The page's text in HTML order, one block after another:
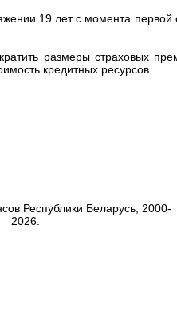
19 лет с момента
размеры страховых
кредитных ресурсов.
Республики Беларусь, 2000-
2026.